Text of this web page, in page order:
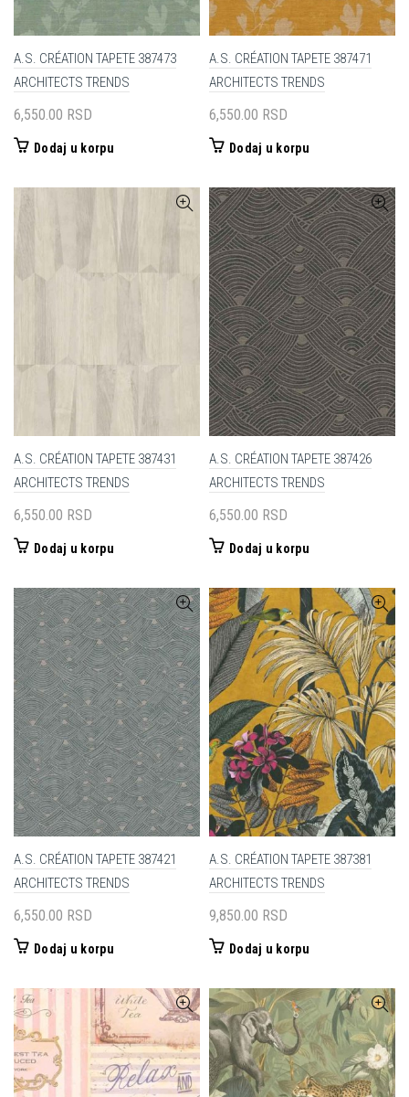
A.S. CRÉATION TAPETE 387473
ARCHITECTS TRENDS
6,550.00 RSD
Dodaj u korpu
A.S. CRÉATION TAPETE 387471
ARCHITECTS TRENDS
6,550.00 RSD
Dodaj u korpu
A.S. CRÉATION TAPETE 387431
ARCHITECTS TRENDS
6,550.00 RSD
Dodaj u korpu
A.S. CRÉATION TAPETE 387426
ARCHITECTS TRENDS
6,550.00 RSD
Dodaj u korpu
A.S. CRÉATION TAPETE 387421
ARCHITECTS TRENDS
6,550.00 RSD
Dodaj u korpu
A.S. CRÉATION TAPETE 387381
ARCHITECTS TRENDS
9,850.00 RSD
Dodaj u korpu